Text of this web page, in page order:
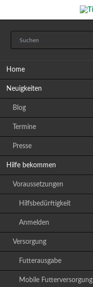
Home
Neuigkeiten
Blog
Termine
Presse
Hilfe bekommen
Voraussetzungen
Hilfsbedürftigkeit
Anmelden
Versorgung
Futterausgabe
Mobile Futterversorgung